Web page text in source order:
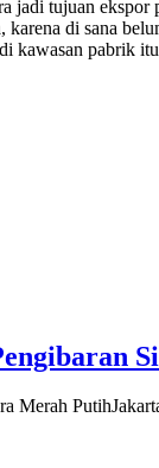
jadi tujuan
di sana
kawasan pabrik
Merah